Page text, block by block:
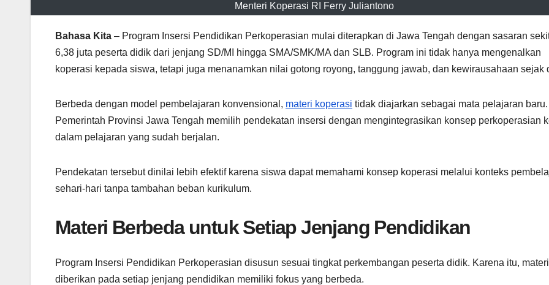
Menteri Koperasi RI Ferry Juliantono
Bahasa Kita – Program Insersi Pendidikan Perkoperasian mulai diterapkan di Jawa Tengah dengan sasaran
6,38 juta peserta didik dari jenjang SD/MI hingga SMA/SMK/MA dan SLB. Program ini tidak hanya mengenalkan
koperasi kepada siswa, tetapi juga menanamkan nilai gotong royong, tanggung jawab, dan kewirausahaan sejak
Berbeda dengan model pembelajaran konvensional, materi koperasi tidak diajarkan sebagai mata pelajaran baru.
Pemerintah Provinsi Jawa Tengah memilih pendekatan insersi dengan mengintegrasikan konsep perkoperasian
dalam pelajaran yang sudah berjalan.
Pendekatan tersebut dinilai lebih efektif karena siswa dapat memahami konsep koperasi melalui konteks
sehari-hari tanpa tambahan beban kurikulum.
Materi Berbeda untuk Setiap Jenjang Pendidikan
Program Insersi Pendidikan Perkoperasian disusun sesuai tingkat perkembangan peserta didik. Karena itu,
diberikan pada setiap jenjang pendidikan memiliki fokus yang berbeda.